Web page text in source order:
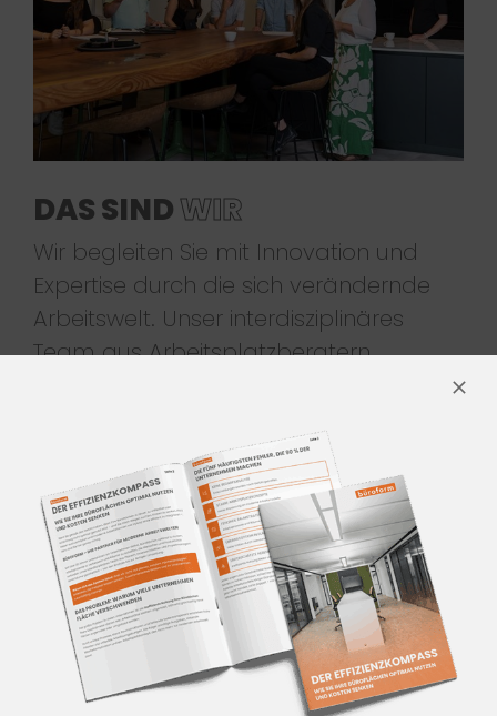
DAS SINDWIR
Wir begleiten Sie mit Innovation und
Expertise durch die sich verändernde
Arbeitswelt. Unser interdisziplinäres
Team aus Arbeitsplatzberatern,
und Produktexperten entwickelt
zukunftsweisende Lösungen für
moderne Arbeitsräume.
LERNEN SIE UNS KENNEN!